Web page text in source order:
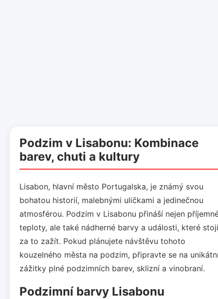
Podzim v Lisabonu: Kombinace
barev, chuti a kultury
Lisabon, hlavní město Portugalska, je známý svou
bohatou historií, malebnými uličkami a jedinečnou
atmosférou. Podzim v Lisabonu přináší nejen
teploty, ale také nádherné barvy a události, které stojí
za to zažít. Pokud plánujete návštěvu tohoto
kouzelného města na podzim, připravte se na
zážitky plné podzimních barev, sklizní a vinobraní.
Podzimní barvy Lisabonu